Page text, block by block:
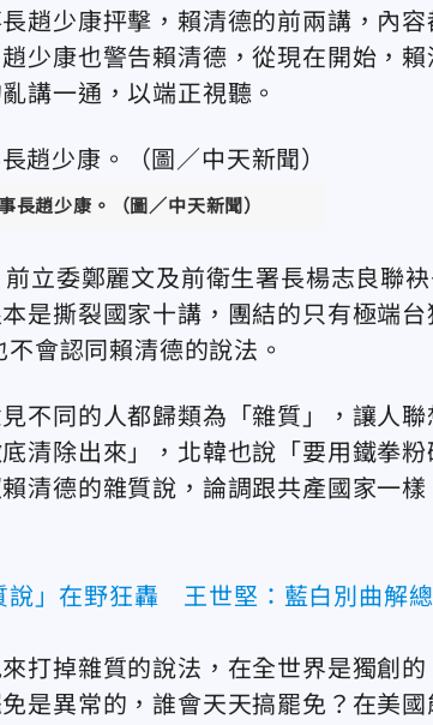
趙少康抨擊，賴清德的前兩講，內容
少康也警告賴清德，從現在開始，賴
講一通，以端正視聽。
長趙少康。（圖／中天新聞）
立委鄭麗文及前衛生署長楊志良聯
是撕裂國家十講，團結的只有極端
會認同賴清德的說法。
不同的人都歸類為「雜質」，讓人
清除出來」，北韓也說「要用鐵拳
清德的雜質說，論調跟共產國家一
說」在野狂轟 王世堅：藍白別曲解
打掉雜質的說法，在全世界是獨創
是異常的，誰會天天搞罷免？在美